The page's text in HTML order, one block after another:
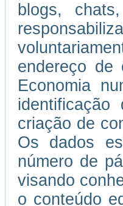
blogs,
endereço
Economia
criação de
Os dados
número de
visando
o conteúdo